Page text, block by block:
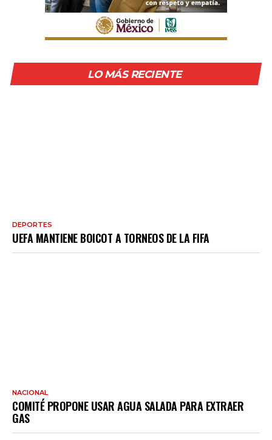
LO MÁS RECIENTE
DEPORTES
UEFA MANTIENE BOICOT A TORNEOS DE LA FIFA
NACIONAL
COMITÉ PROPONE USAR AGUA SALADA PARA EXTRAER
GAS